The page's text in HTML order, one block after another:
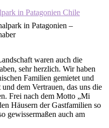
in Patagonien –
waren auch die
sehr herzlich. Wir haben
Familien gemietet und
dem Vertrauen, das uns die
Frei nach dem Motto „Mi
Häusern der Gastfamilien so
gewissermaßen auch am